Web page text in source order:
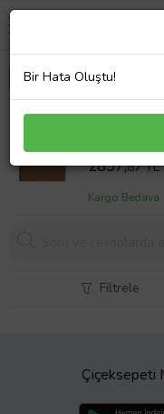
Peugeot
Sepet Fiyatı
2857,87 TL
Kargo Bedava
Filtrele
Çiçeksepeti
Bir Hata Oluştu!